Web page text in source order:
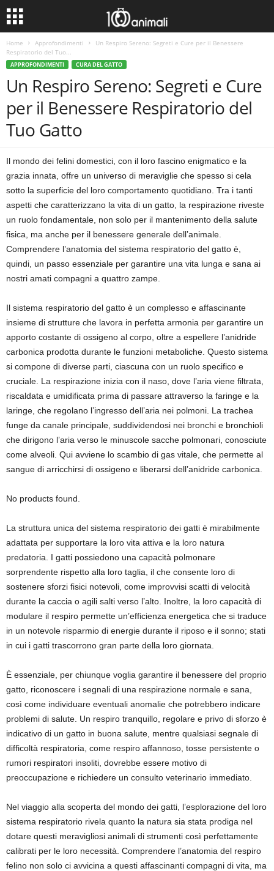
Home Approfondimenti
Un Respiro Sereno: Segreti e Cure per il Benessere
Respiratorio del Tuo...
APPROFONDIMENTI CURA DEL GATTO
Un Respiro Sereno: Segreti e Cure
per il Benessere Respiratorio del
Tuo Gatto
Il mondo dei felini domestici, con il loro fascino enigmatico e la
grazia innata, offre un universo di meraviglie che spesso si cela
sotto la superficie del loro comportamento quotidiano. Tra i tanti
aspetti che caratterizzano la vita di un gatto, la respirazione riveste
un ruolo fondamentale, non solo per il mantenimento della salute
fisica, ma anche per il benessere generale dell’animale.
Comprendere l’anatomia del sistema respiratorio del gatto è,
quindi, un passo essenziale per garantire una vita lunga e sana ai
nostri amati compagni a quattro zampe.
Il sistema respiratorio del gatto è un complesso e affascinante
insieme di strutture che lavora in perfetta armonia per garantire un
apporto costante di ossigeno al corpo, oltre a espellere l’anidride
carbonica prodotta durante le funzioni metaboliche. Questo sistema
si compone di diverse parti, ciascuna con un ruolo specifico e
cruciale. La respirazione inizia con il naso, dove l’aria viene filtrata,
riscaldata e umidificata prima di passare attraverso la faringe e la
laringe, che regolano l’ingresso dell’aria nei polmoni. La trachea
funge da canale principale, suddividendosi nei bronchi e bronchioli
che dirigono l’aria verso le minuscole sacche polmonari, conosciute
come alveoli. Qui avviene lo scambio di gas vitale, che permette al
sangue di arricchirsi di ossigeno e liberarsi dell’anidride carbonica.
No products found.
La struttura unica del sistema respiratorio dei gatti è mirabilmente
adattata per supportare la loro vita attiva e la loro natura
predatoria. I gatti possiedono una capacità polmonare
sorprendente rispetto alla loro taglia, il che consente loro di
sostenere sforzi fisici notevoli, come improvvisi scatti di velocità
durante la caccia o agili salti verso l’alto. Inoltre, la loro capacità di
modulare il respiro permette un’efficienza energetica che si traduce
in un notevole risparmio di energie durante il riposo e il sonno; stati
in cui i gatti trascorrono gran parte della loro giornata.
È essenziale, per chiunque voglia garantire il benessere del proprio
gatto, riconoscere i segnali di una respirazione normale e sana,
così come individuare eventuali anomalie che potrebbero indicare
problemi di salute. Un respiro tranquillo, regolare e privo di sforzo è
indicativo di un gatto in buona salute, mentre qualsiasi segnale di
difficoltà respiratoria, come respiro affannoso, tosse persistente o
rumori respiratori insoliti, dovrebbe essere motivo di
preoccupazione e richiedere un consulto veterinario immediato.
Nel viaggio alla scoperta del mondo dei gatti, l’esplorazione del loro
sistema respiratorio rivela quanto la natura sia stata prodiga nel
dotare questi meravigliosi animali di strumenti così perfettamente
calibrati per le loro necessità. Comprendere l’anatomia del respiro
felino non solo ci avvicina a questi affascinanti compagni di vita, ma